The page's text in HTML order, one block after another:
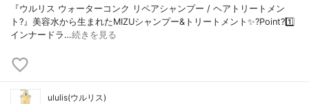
『ウルリス ウォーターコンク リペアシャンプー / ヘアトリートメン
ト?』美容水から生まれたMIZUシャンプー&トリートメント✨?Point?1️⃣
インナードラ…続きを見る
ululis(ウルリス)